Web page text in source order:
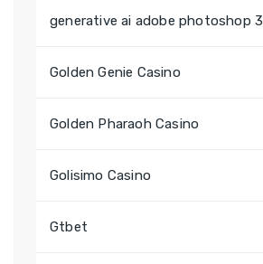
generative ai adobe photoshop 3
Golden Genie Casino
Golden Pharaoh Casino
Golisimo Casino
Gtbet